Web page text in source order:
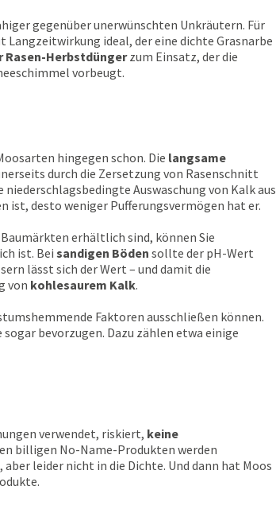
gegenüber unerwünschten Unkräutern. Für
Langzeitwirkung ideal, der eine dichte Grasnarbe
Herbstdüngerzum Einsatz, der die
vorbeugt.
hingegen schon. Die langsame
durch die Zersetzung von Rasenschnitt
Auswaschung von Kalk aus
ist, desto weniger Pufferungsvermögen hat er.
erhältlich sind, können Sie
ist. Bei sandigen Böden sollte der pH-Wert
lässt sich der Wert – und damit die
von kohlesaurem Kalk.
Faktoren ausschließen können.
bevorzugen. Dazu zählen etwa einige
verwendet, riskiert, keine
billigen No-Name-Produkten werden
leider nicht in die Dichte. Und dann hat Moos